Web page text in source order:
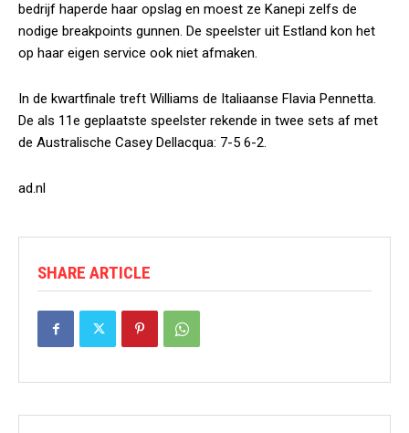
bedrijf haperde haar opslag en moest ze Kanepi zelfs de
nodige breakpoints gunnen. De speelster uit Estland kon het
op haar eigen service ook niet afmaken.
In de kwartfinale treft Williams de Italiaanse Flavia Pennetta.
De als 11e geplaatste speelster rekende in twee sets af met
de Australische Casey Dellacqua: 7-5 6-2.
ad.nl
SHARE ARTICLE